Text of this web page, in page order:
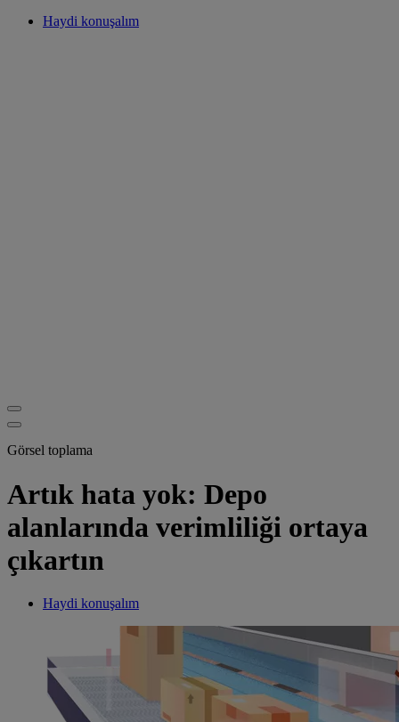
Haydi konuşalım
Görsel toplama
Artık hata yok: Depo
alanlarında verimliliği ortaya
çıkartın
Haydi konuşalım